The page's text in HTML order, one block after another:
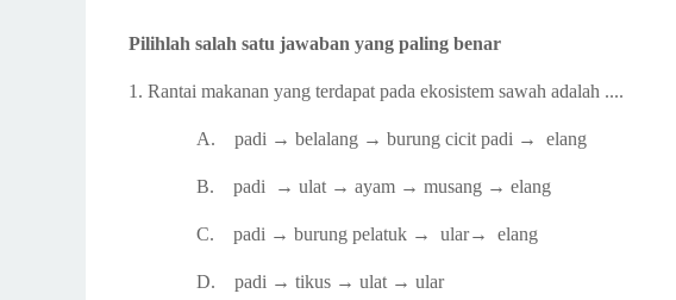
Pilihlah salah satu jawaban yang paling benar
1. Rantai makanan yang terdapat pada ekosistem sawah adalah ....
A. padi → belalang → burung cicit padi → elang
B. padi → ulat → ayam → musang → elang
C. padi → burung pelatuk → ular→ elang
D. padi → tikus → ulat → ular